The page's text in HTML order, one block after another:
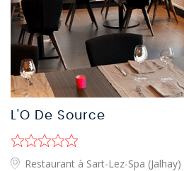
L'O De Source
Restaurant à Sart-Lez-Spa (Jalhay)